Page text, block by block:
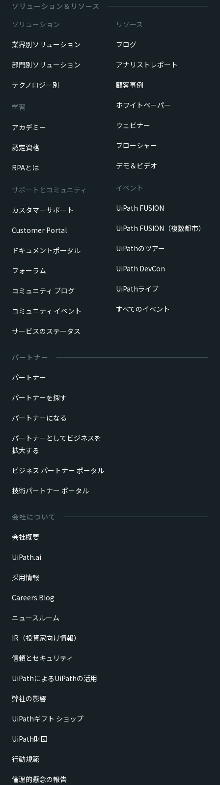
ソリューション＆リソース
ソリューション
業界別ソリューション
部門別ソリューション
テクノロジー別
学習
アカデミー
認定資格
RPAとは
サポートとコミュニティ
カスタマーサポート
Customer Portal
ドキュメントポータル
フォーラム
コミュニティ ブログ
コミュニティ イベント
サービスのステータス
リソース
ブログ
アナリストレポート
顧客事例
ホワイトペーパー
ウェビナー
ブローシャー
デモ＆ビデオ
イベント
UiPath FUSION
UiPath FUSION（複数都市）
UiPathのツアー
UiPath DevCon
UiPathライブ
すべてのイベント
パートナー
パートナー
パートナーを探す
パートナーになる
パートナーとしてビジネスを
拡大する
ビジネス パートナー ポータル
技術パートナー ポータル
会社について
会社概要
UiPath.ai
採用情報
Careers Blog
ニュースルーム
IR（投資家向け情報）
信頼とセキュリティ
UiPathによるUiPathの活用
弊社の影響
UiPathギフト ショップ
UiPath財団
行動規範
倫理的懸念の報告